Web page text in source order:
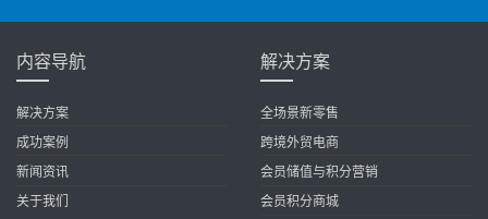
内容导航
解决方案
成功案例
新闻资讯
关于我们
解决方案
全场景新零售
跨境外贸电商
会员储值与积分营销
会员积分商城